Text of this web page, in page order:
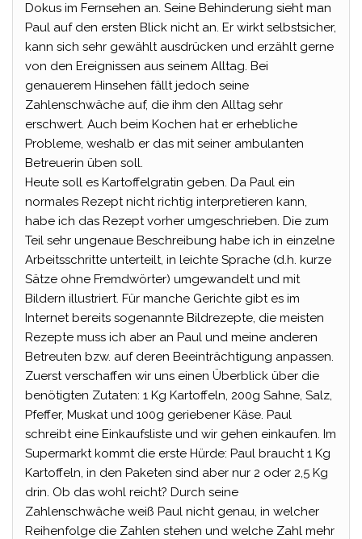
Dokus im Fernsehen an. Seine Behinderung sieht man
Paul auf den ersten Blick nicht an. Er wirkt selbstsicher,
kann sich sehr gewählt ausdrücken und erzählt gerne
von den Ereignissen aus seinem Alltag. Bei
genauerem Hinsehen fällt jedoch seine
Zahlenschwäche auf, die ihm den Alltag sehr
erschwert. Auch beim Kochen hat er erhebliche
Probleme, weshalb er das mit seiner ambulanten
Betreuerin üben soll.
Heute soll es Kartoffelgratin geben. Da Paul ein
normales Rezept nicht richtig interpretieren kann,
habe ich das Rezept vorher umgeschrieben. Die zum
Teil sehr ungenaue Beschreibung habe ich in einzelne
Arbeitsschritte unterteilt, in leichte Sprache (d.h. kurze
Sätze ohne Fremdwörter) umgewandelt und mit
Bildern illustriert. Für manche Gerichte gibt es im
Internet bereits sogenannte Bildrezepte, die meisten
Rezepte muss ich aber an Paul und meine anderen
Betreuten bzw. auf deren Beeinträchtigung anpassen.
Zuerst verschaffen wir uns einen Überblick über die
benötigten Zutaten: 1 Kg Kartoffeln, 200g Sahne, Salz,
Pfeffer, Muskat und 100g geriebener Käse. Paul
schreibt eine Einkaufsliste und wir gehen einkaufen. Im
Supermarkt kommt die erste Hürde: Paul braucht 1 Kg
Kartoffeln, in den Paketen sind aber nur 2 oder 2,5 Kg
drin. Ob das wohl reicht? Durch seine
Zahlenschwäche weiß Paul nicht genau, in welcher
Reihenfolge die Zahlen stehen und welche Zahl mehr